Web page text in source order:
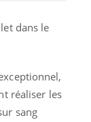
dans le
réaliser les
sang